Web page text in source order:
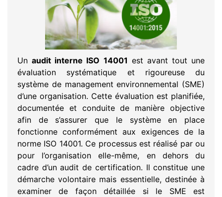
Unaudit interne ISO 14001 est avant tout une
évaluation systématique et rigoureuse du
système de management environnemental (SME)
d’une organisation. Cette évaluation est planifiée,
documentée et conduite de manière objective
afin de s’assurer que le système en place
fonctionne conformément aux exigences de la
norme ISO 14001. Ce processus est réalisé par ou
pour l’organisation elle-même, en dehors du
cadre d’un audit de certification. Il constitue une
démarche volontaire mais essentielle, destinée à
examiner de façon détaillée si le SME est